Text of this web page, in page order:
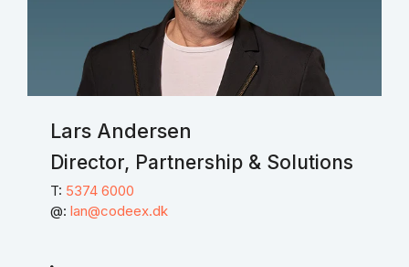
Lars Andersen
Director, Partnership & Solutions
T: 5374 6000
@: lan@codeex.dk